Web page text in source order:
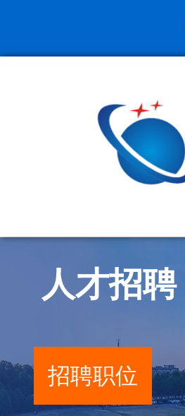
人才招聘
招聘职位